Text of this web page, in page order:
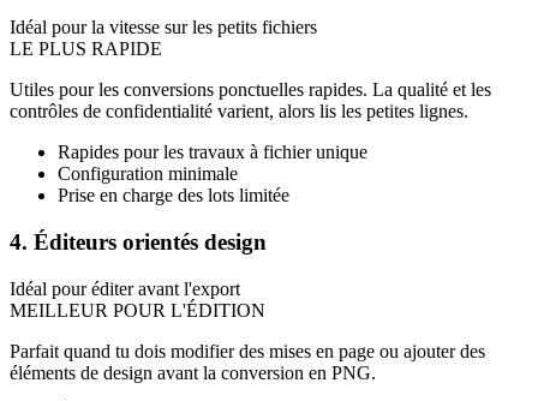
Idéal pour la vitesse sur les petits fichiers
LE PLUS RAPIDE
Utiles pour les conversions ponctuelles rapides. La qualité et les
contrôles de confidentialité varient, alors lis les petites lignes.
Rapides pour les travaux à fichier unique
Configuration minimale
Prise en charge des lots limitée
4. Éditeurs orientés design
Idéal pour éditer avant l'export
MEILLEUR POUR L'ÉDITION
Parfait quand tu dois modifier des mises en page ou ajouter des
éléments de design avant la conversion en PNG.